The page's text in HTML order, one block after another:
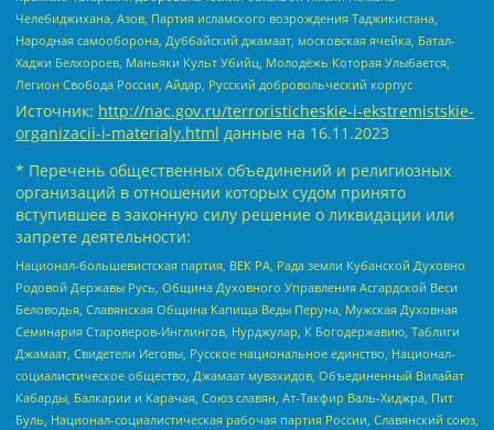
Челебиджихана, Азов, Партия исламского возрождения Таджикистана,
Народная самооборона, Дуббайский джамаат, московская ячейка, Батал-
Хаджи Белхороев, Маньяки Культ Убийц, Молодёжь Которая Улыбается,
Легион Свобода России, Айдар, Русский добровольческий корпус
Источник: http://nac.gov.ru/terroristicheskie-i-ekstremistskie-
organizacii-i-materialy.html данные на 16.11.2023
* Перечень общественных объединений и религиозных
организаций в отношении которых судом принято
вступившее в законную силу решение о ликвидации или
запрете деятельности:
Национал-большевистская партия, ВЕК РА, Рада земли Кубанской Духовно
Родовой Державы Русь, Община Духовного Управления Асгардской Веси
Беловодья, Славянская Община Капища Веды Перуна, Мужская Духовная
Семинария Староверов-Инглингов, Нурджулар, К Богодержавию, Таблиги
Джамаат, Свидетели Иеговы, Русское национальное единство, Национал-
социалистическое общество, Джамаат мувахидов, Объединенный Вилайат
Кабарды, Балкарии и Карачая, Союз славян, Ат-Такфир Валь-Хиджра, Пит
Буль, Национал-социалистическая рабочая партия России, Славянский союз,